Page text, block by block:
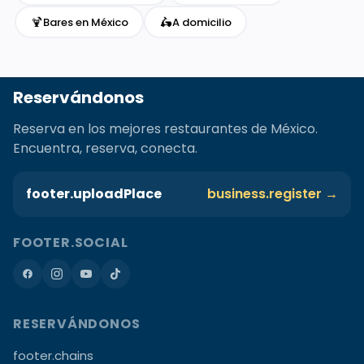
🍹Bares en México 🛵A domicilio
Reservándonos
Reserva en los mejores restaurantes de México.
Encuentra, reserva, conecta.
footer.uploadPlace business.register →
FOOTER.SOCIAL
RESERVÁNDONOS
footer.chains